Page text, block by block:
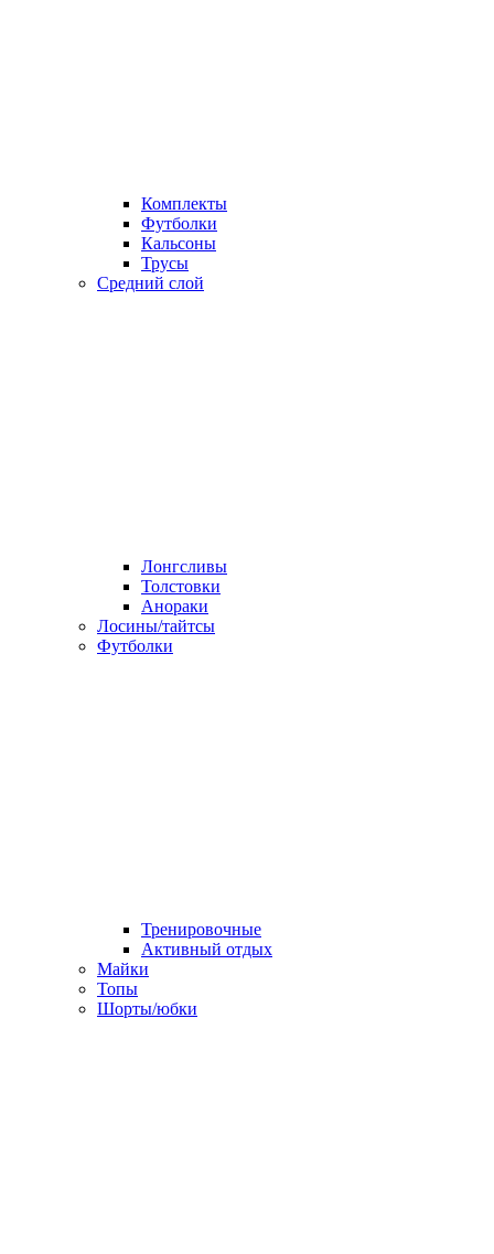
Комплекты
Футболки
Кальсоны
Трусы
Средний слой
Лонгсливы
Толстовки
Анораки
Лосины/тайтсы
Футболки
Тренировочные
Активный отдых
Майки
Топы
Шорты/юбки